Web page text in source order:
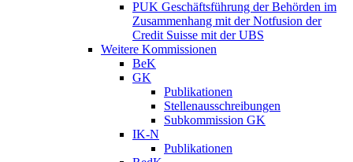
PUK Geschäftsführung der Behörden im
Zusammenhang mit der Notfusion der
Credit Suisse mit der UBS
Weitere Kommissionen
BeK
GK
Publikationen
Stellenausschreibungen
Subkommission GK
IK-N
Publikationen